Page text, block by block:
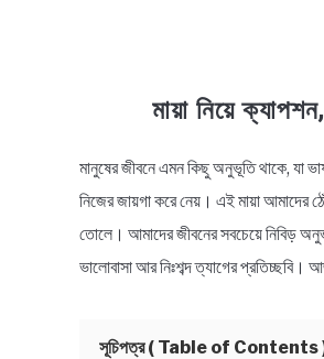
মায়া নিয়ে
in
Bengali
মানুষের জীবনে এমন কিছু অনুভূতি থাকে, যা
নিজের জায়গা করে নেয়। এই মায়া
তোলে। আমাদের জীবনের সবচেয়ে নিবিড়
ভালোবাসা আর নিঃশব্দ ত্যাগের
সূচিপত্র ( Table of Contents